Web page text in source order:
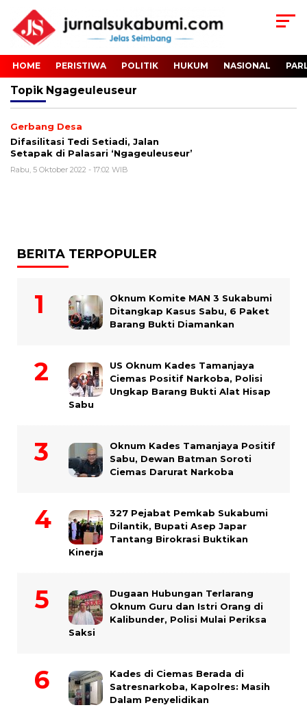
HOME PERISTIWA POLITIK HUKUM NASIONAL
Topik Ngageuleuseur
Gerbang Desa
Difasilitasi Tedi Setiadi, Jalan
Setapak di Palasari ‘Ngageuleuseur’
Rabu, 5 Oktober 2022 - 17:02 WIB
BERITA TERPOPULER
Oknum Komite MAN 3 Sukabumi
Ditangkap Kasus Sabu, 6 Paket
Barang Bukti Diamankan
US Oknum Kades Tamanjaya
Ciemas Positif Narkoba, Polisi
Ungkap Barang Bukti Alat Hisap
Sabu
Oknum Kades Tamanjaya Positif
Sabu, Dewan Batman Soroti
Ciemas Darurat Narkoba
327 Pejabat Pemkab Sukabumi
Dilantik, Bupati Asep Japar
Tantang Birokrasi Buktikan
Kinerja
Dugaan Hubungan Terlarang
Oknum Guru dan Istri Orang di
Kalibunder, Polisi Mulai Periksa
Saksi
Kades di Ciemas Berada di
Satresnarkoba, Kapolres: Masih
Dalam Penyelidikan